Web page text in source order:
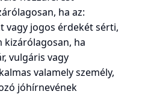
ha az:
vagy jogos érdekét sérti,
kizárólagosan, ha
vulgáris vagy
valamely személy,
jóhírnevének